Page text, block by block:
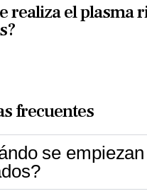
realiza el plasma
frecuentes
se